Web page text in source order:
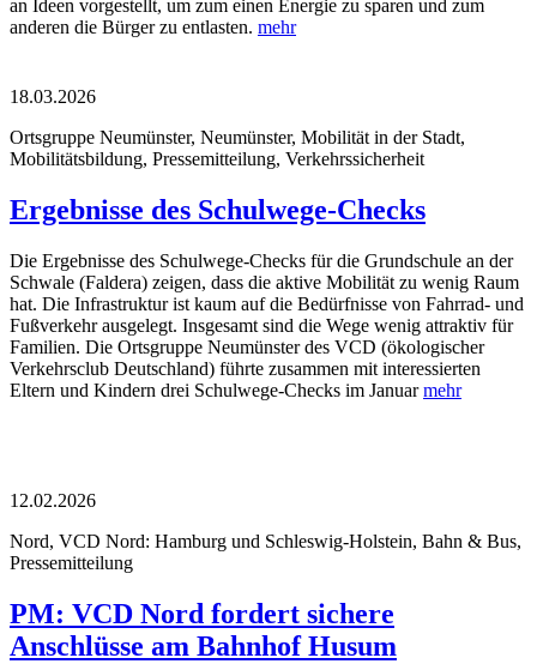
an Ideen vorgestellt, um zum einen Energie zu sparen und zum
anderen die Bürger zu entlasten. mehr
18.03.2026
Ortsgruppe Neumünster, Neumünster, Mobilität in der Stadt,
Mobilitätsbildung, Pressemitteilung, Verkehrssicherheit
Ergebnisse des Schulwege-Checks
Die Ergebnisse des Schulwege-Checks für die Grundschule an der
Schwale (Faldera) zeigen, dass die aktive Mobilität zu wenig Raum
hat. Die Infrastruktur ist kaum auf die Bedürfnisse von Fahrrad- und
Fußverkehr ausgelegt. Insgesamt sind die Wege wenig attraktiv für
Familien. Die Ortsgruppe Neumünster des VCD (ökologischer
Verkehrsclub Deutschland) führte zusammen mit interessierten
Eltern und Kindern drei Schulwege-Checks im Januarmehr
12.02.2026
Nord, VCD Nord: Hamburg und Schleswig-Holstein, Bahn & Bus,
Pressemitteilung
PM: VCD Nord fordert sichere
Anschlüsse am Bahnhof Husum